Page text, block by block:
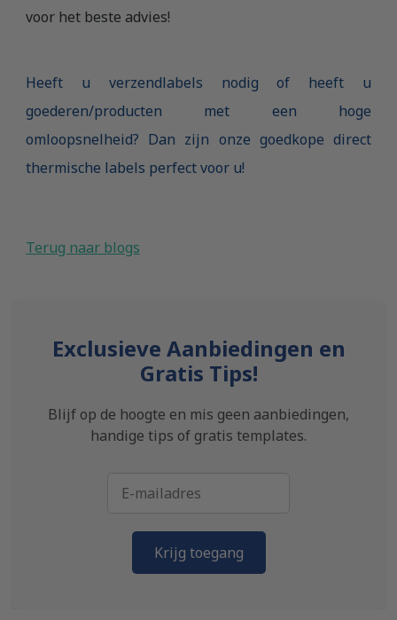
voor het beste advies!
Heeft u verzendlabels nodig of heeft u
goederen/producten met een hoge
omloopsnelheid? Dan zijn onze goedkope direct
thermische labels perfect voor u!
Terug naar blogs
Exclusieve Aanbiedingen en
Gratis Tips!
Blijf op de hoogte en mis geen aanbiedingen,
handige tips of gratis templates.
Krijg toegang